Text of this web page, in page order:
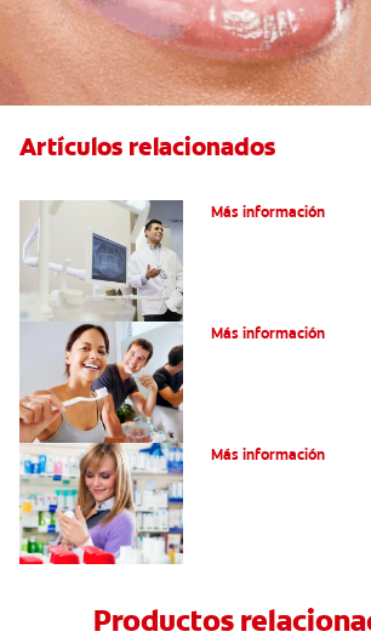
Artículos relacionados
Más información
Más información
Más información
Productos